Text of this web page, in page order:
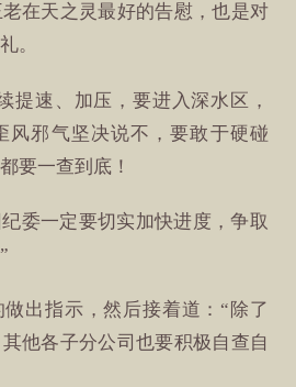
在天之灵最好的告慰，也是对
。
提速、加压，要进入深水区，
风邪气坚决说不，要敢于硬碰
要一查到底！
委一定要切实加快进度，争取
出指示，然后接着道：“除了
他各子分公司也要积极自查自